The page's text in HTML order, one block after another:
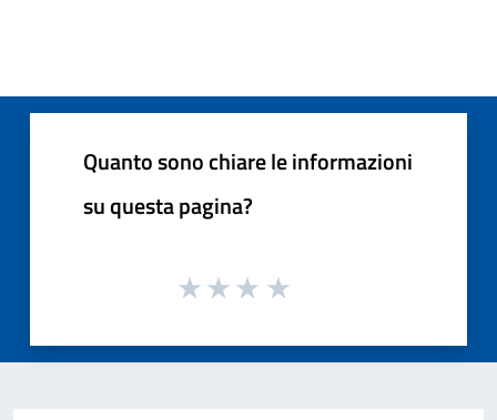
Quanto sono chiare le informazioni
su questa pagina?